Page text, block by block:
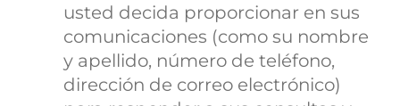
usted decida proporcionar en sus
comunicaciones (como su nombre
y apellido, número de teléfono,
dirección de correo electrónico)